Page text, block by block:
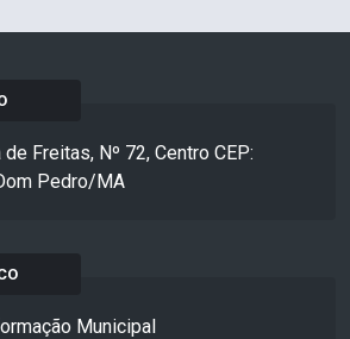
Freitas, Nº 72, Centro CEP:
Pedro/MA
Municipal